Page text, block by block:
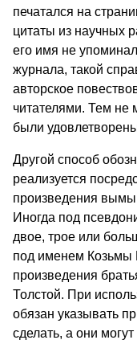
печатался на
цитаты из научных
его имя не
журнала, такой
авторское
читателями. Тем не
были
Другой способ
реализуется
произведения
Иногда под
двое, трое или
под именем Козьмы
произведения
Толстой. При
обязан указывать
сделать, а они